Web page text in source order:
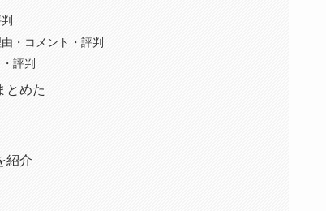
・コメント・評判
評判
とめた
紹介